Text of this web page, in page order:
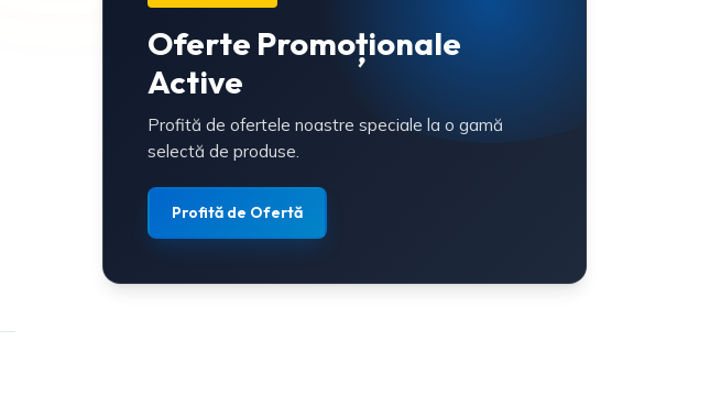
Oferte Promoționale
Active
Profită de ofertele noastre speciale la o gamă
selectă de produse.
Profită de Ofertă